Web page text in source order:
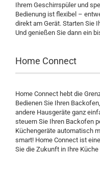
Ihrem Geschirrspüler und
Bedienung ist flexibel –
direkt am Gerät. Starten Sie
Und genießen Sie dann ein
Home Connect
Home Connect hebt die
Bedienen Sie Ihren
andere Hausgeräte ganz
steuern Sie Ihren Backofen
Küchengeräte automatisch
smart! Home Connect ist
Sie die Zukunft in Ihre Küche